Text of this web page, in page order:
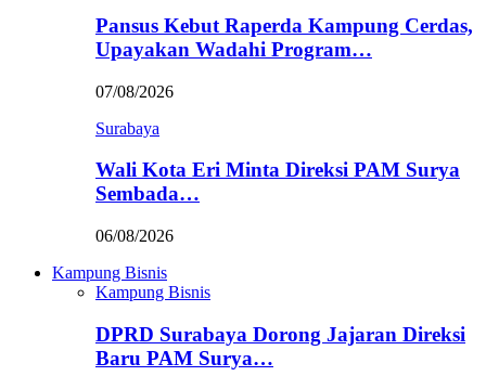
Pansus Kebut Raperda Kampung Cerdas,
Upayakan Wadahi Program…
07/08/2026
Surabaya
Wali Kota Eri Minta Direksi PAM Surya
Sembada…
06/08/2026
Kampung Bisnis
Kampung Bisnis
DPRD Surabaya Dorong Jajaran Direksi
Baru PAM Surya…